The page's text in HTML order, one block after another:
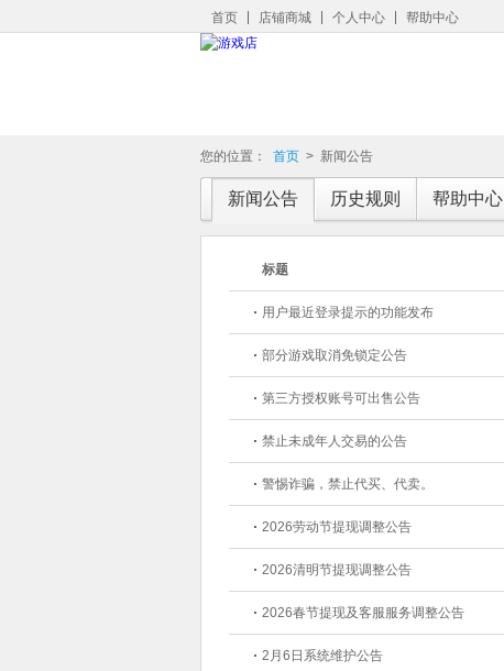
首页 店铺商城 个人中心 帮助中心
您的位置： 首页 > 新闻公告
新闻公告 历史规则 帮助中心
标题
用户最近登录提示的功能发布
部分游戏取消免锁定公告
第三方授权账号可出售公告
禁止未成年人交易的公告
警惕诈骗，禁止代买、代卖。
2026劳动节提现调整公告
2026清明节提现调整公告
2026春节提现及客服服务调整公告
2月6日系统维护公告